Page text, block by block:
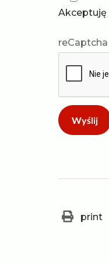
Akceptuję
reCaptcha
print